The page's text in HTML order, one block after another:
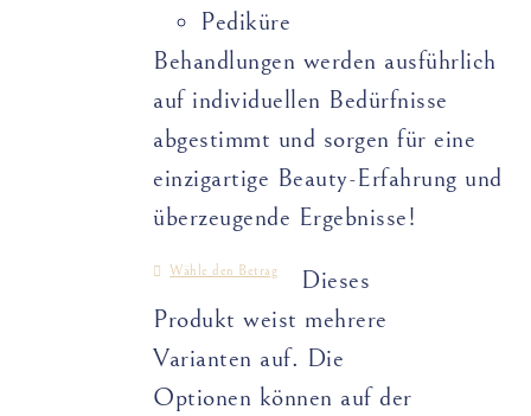
Pediküre
Behandlungen werden ausführlich
auf individuellen Bedürfnisse
abgestimmt und sorgen für eine
einzigartige Beauty-Erfahrung und
überzeugende Ergebnisse!
Wähle den Betrag
Dieses
Produkt weist mehrere
Varianten auf. Die
Optionen können auf der